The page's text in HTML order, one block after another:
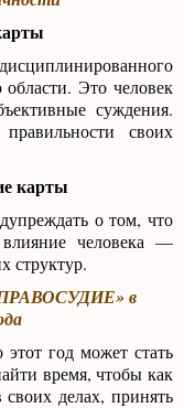
Это человек
суждения.
своих
карты
о том, что
человека —
структур.
в
год может стать
время, чтобы как
делах, принять